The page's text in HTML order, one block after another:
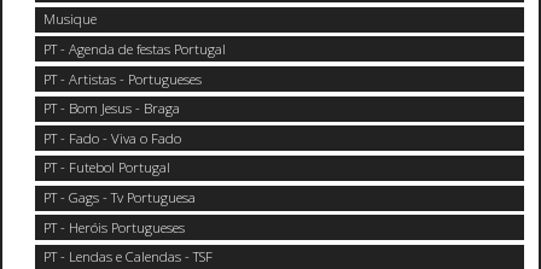
Musique
PT - Agenda de festas Portugal
PT - Artistas - Portugueses
PT - Bom Jesus - Braga
PT - Fado - Viva o Fado
PT - Futebol Portugal
PT - Gags - Tv Portuguesa
PT - Heróis Portugueses
PT - Lendas e Calendas - TSF